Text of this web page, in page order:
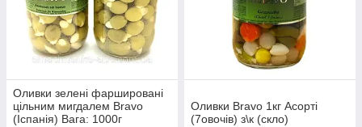
Оливки зелені фаршировані
цільним мигдалем Bravo
(Іспанія) Вага: 1000г
Оливки Bravo 1кг Асорті
(7овочів) з\к (скло)